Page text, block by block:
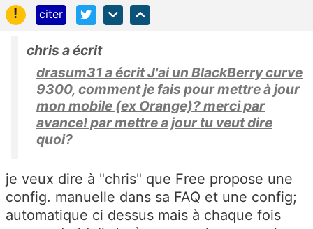
!
citer
chris a écrit
drasum31 a écrit J'ai un BlackBerry curve
9300, comment je fais pour mettre à jour
mon mobile (ex Orange)? merci par
avance! par mettre a jour tu veut dire
quoi?
je veux dire à "chris" que Free propose une
config. manuelle dans sa FAQ et une config;
automatique ci dessus mais à chaque fois